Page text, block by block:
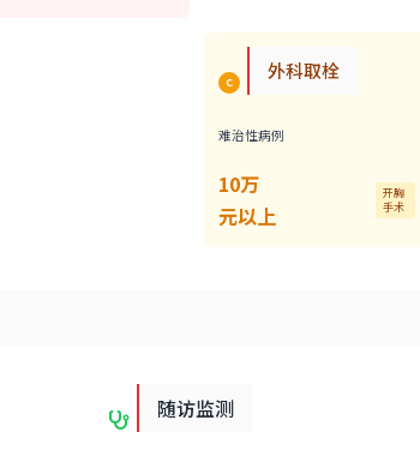
C 外科取栓
难治性病例
10万
元以上
开胸
手术
随访监测